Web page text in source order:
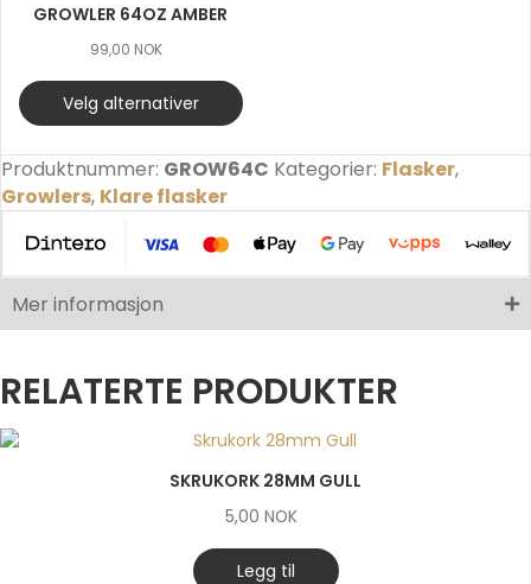
GROWLER 64OZ AMBER
99,00 NOK
Velg alternativer
Produktnummer: GROW64C Kategorier: Flasker,
Growlers, Klare flasker
Mer informasjon
RELATERTE PRODUKTER
SKRUKORK 28MM GULL
5,00 NOK
Legg til